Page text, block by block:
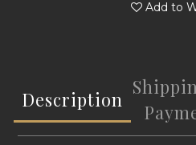
Add to
Description